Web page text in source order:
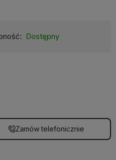
Dostępny
Zamów telefonicznie